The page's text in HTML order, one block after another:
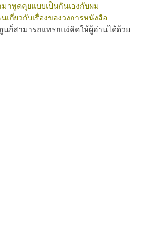
าพูดคุยแบบเป็นกันเองกับผม
กี่ยวกับเรื่องของวงการหนังสือ
นก็สามารถแทรกแง่คิดให้ผู้อ่านได้ด้วย